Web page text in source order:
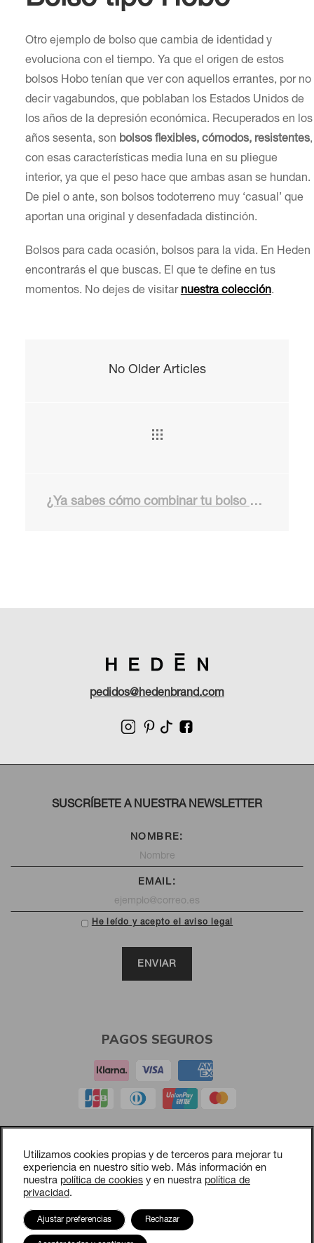
Otro ejemplo de bolso que cambia de identidad y
evoluciona con el tiempo. Ya que el origen de estos
bolsos Hobo tenían que ver con aquellos errantes, por no
decir vagabundos, que poblaban los Estados Unidos de
los años de la depresión económica. Recuperados en los
años sesenta, son bolsos flexibles, cómodos, resistentes,
con esas características media luna en su pliegue
interior, ya que el peso hace que ambas asan se hundan.
De piel o ante, son bolsos todoterreno muy ‘casual’ que
aportan una original y desenfadada distinción.
Bolsos para cada ocasión, bolsos para la vida. En Heden
encontrarás el que buscas. El que te define en tus
momentos. No dejes de visitar nuestra colección.
No Older Articles
¿Ya sabes cómo combinar tu bolso marrón?
pedidos@hedenbrand.com
SUSCRÍBETE A NUESTRA NEWSLETTER
NOMBRE:
EMAIL:
He leído y acepto el aviso legal
PAGOS SEGUROS
Aviso legal
Política de privacidad
Política de cookies
Opciones de cookies
Contacto
Utilizamos cookies propias y de terceros para mejorar tu
experiencia en nuestro sitio web. Más información en
nuestra política de cookies y en nuestra política de
privacidad.
Rechazar
Ajustar preferencias